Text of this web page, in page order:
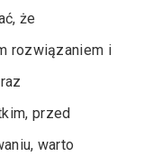
że
rozwiązaniem i
przed
warto